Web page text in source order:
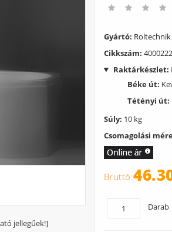
jellegűek!]
Gyártó: Roltechnik
Cikkszám: 4000222
Raktárkészlet:
Béke út:
Tétényi út:
Súly: 10 kg
Csomagolási
Darab